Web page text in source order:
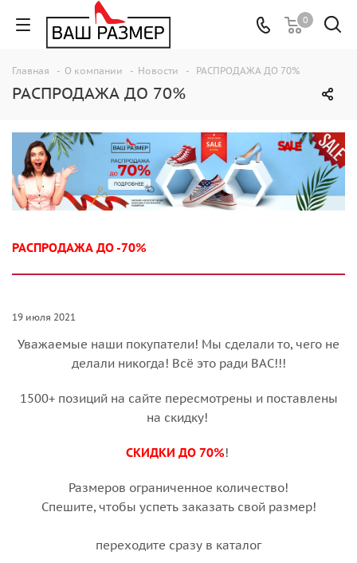
0
Главная - О компании - Новости - РАСПРОДАЖА ДО 70%
РАСПРОДАЖА ДО 70%
РАСПРОДАЖА ДО -70%
19 июля 2021
Уважаемые наши покупатели! Мы сделали то, чего не
делали никогда! Всё это ради ВАС!!!
1500+ позиций на сайте пересмотрены и поставлены
на скидку!
СКИДКИ ДО 70%!
Размеров ограниченное количество!
Спешите, чтобы успеть заказать свой размер!
переходите сразу в каталог